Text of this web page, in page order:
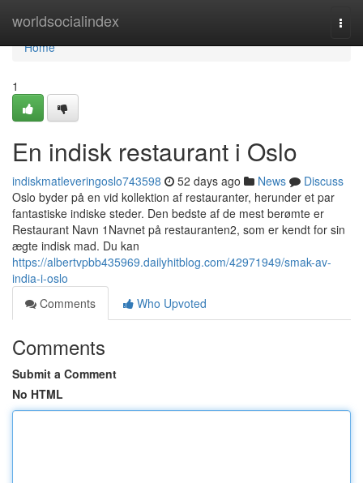
worldsocialindex
Home
Home
1
En indisk restaurant i Oslo
indiskmatleveringoslo743598 52 days ago News
Discuss
Oslo byder på en vid kollektion af restauranter, herunder et par
fantastiske indiske steder. Den bedste af de mest berømte er
Restaurant Navn 1Navnet på restauranten2, som er kendt for sin
ægte indisk mad. Du kan
https://albertvpbb435969.dailyhitblog.com/42971949/smak-av-
india-i-oslo
Comments
Who Upvoted
Comments
Submit a Comment
No HTML